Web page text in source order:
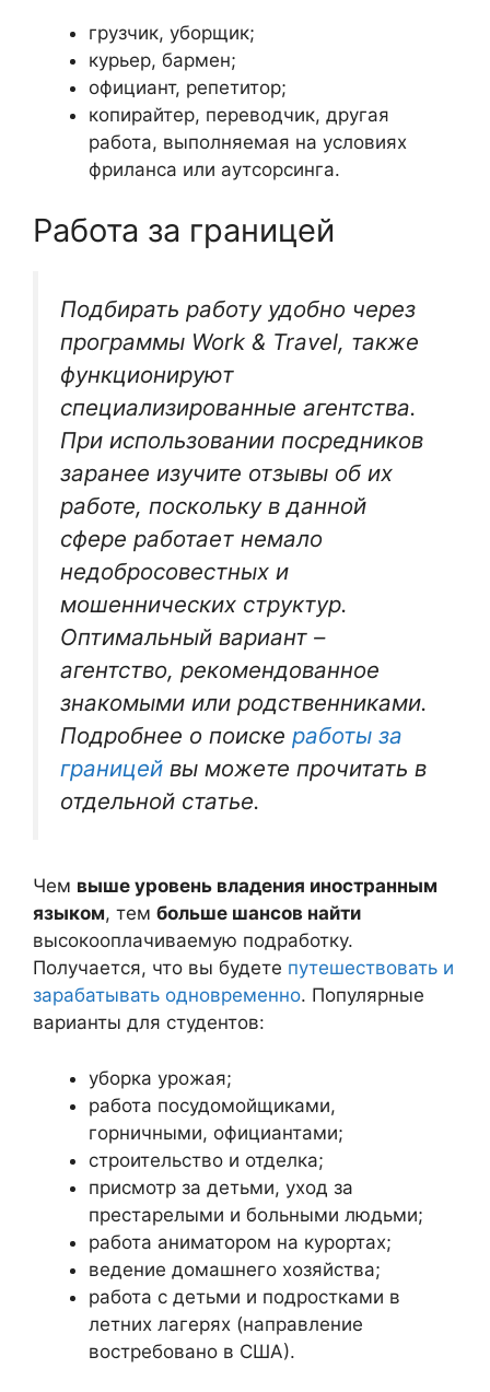
грузчик, уборщик;
курьер, бармен;
официант, репетитор;
копирайтер, переводчик, другая
работа, выполняемая на условиях
фриланса или аутсорсинга.
Работа за границей
Подбирать работу удобно через
программы Work & Travel, также
функционируют
специализированные агентства.
При использовании посредников
заранее изучите отзывы об их
работе, поскольку в данной
сфере работает немало
недобросовестных и
мошеннических структур.
Оптимальный вариант –
агентство, рекомендованное
знакомыми или родственниками.
Подробнее о поиске работы за
границей вы можете прочитать в
отдельной статье.
Чем выше уровень владения иностранным
языком, тем больше шансов найти
высокооплачиваемую подработку.
Получается, что вы будете путешествовать и
зарабатывать одновременно. Популярные
варианты для студентов:
уборка урожая;
работа посудомойщиками,
горничными, официантами;
строительство и отделка;
присмотр за детьми, уход за
престарелыми и больными людьми;
работа аниматором на курортах;
ведение домашнего хозяйства;
работа с детьми и подростками в
летних лагерях (направление
востребовано в США).